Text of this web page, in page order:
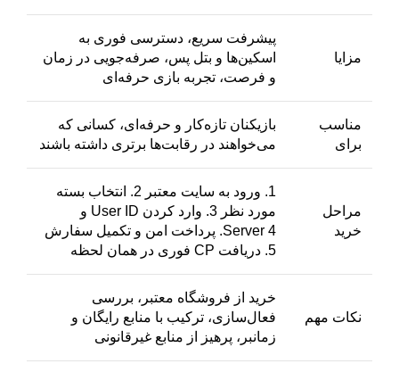
مزایا
پیشرفت سریع، دسترسی فوری به
اسکین‌ها و بتل پس، صرفه‌جویی در زمان
و فرصت، تجربه بازی حرفه‌ای
مناسب
برای
بازیکنان تازه‌کار و حرفه‌ای، کسانی که
می‌خواهند در رقابت‌ها برتری داشته باشند
مراحل
خرید
1. ورود به سایت معتبر 2. انتخاب بسته
مورد نظر 3. وارد کردن User ID و
Server 4. پرداخت امن و تکمیل سفارش
5. دریافت CP فوری در همان لحظه
نکات مهم
خرید از فروشگاه معتبر، بررسی
فعال‌سازی، ترکیب با منابع رایگان و
زمانبر، پرهیز از منابع غیرقانونی